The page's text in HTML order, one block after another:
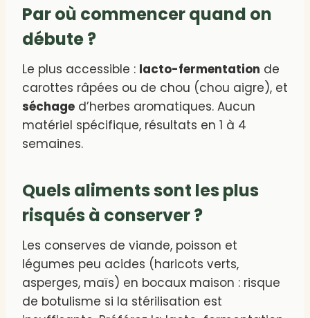
Par où commencer quand on
débute ?
Le plus accessible : lacto-fermentation de
carottes râpées ou de chou (chou aigre), et
séchage d’herbes aromatiques. Aucun
matériel spécifique, résultats en 1 à 4
semaines.
Quels aliments sont les plus
risqués à conserver ?
Les conserves de viande, poisson et
légumes peu acides (haricots verts,
asperges, maïs) en bocaux maison : risque
de botulisme si la stérilisation est